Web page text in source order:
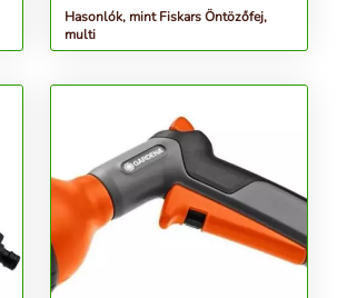
Hasonlók, mint Fiskars Öntözőfej,
multi